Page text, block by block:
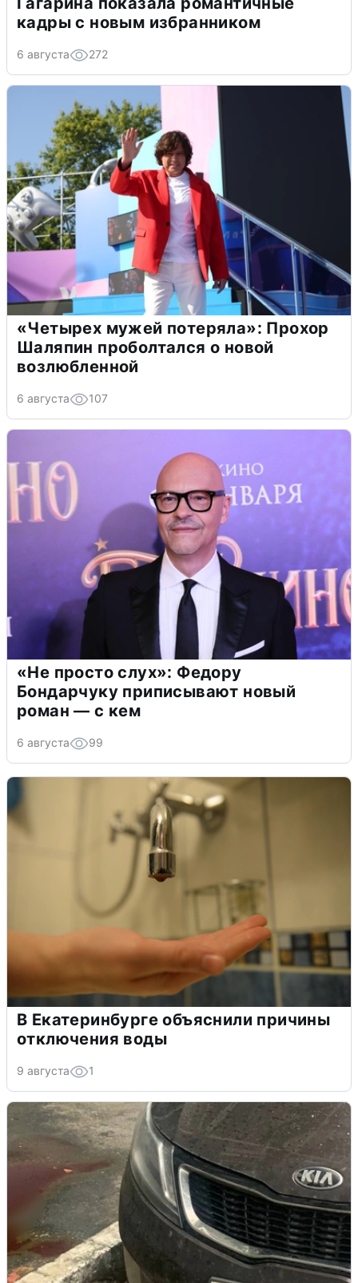
кадры с новым избранником
6 августа 272
«Четырех мужей потеряла»: Прохор
Шаляпин проболтался о новой
возлюбленной
6 августа 107
«Не просто слух»: Федору
Бондарчуку приписывают новый
роман — с кем
6 августа 99
В Екатеринбурге объяснили причины
отключения воды
9 августа 1